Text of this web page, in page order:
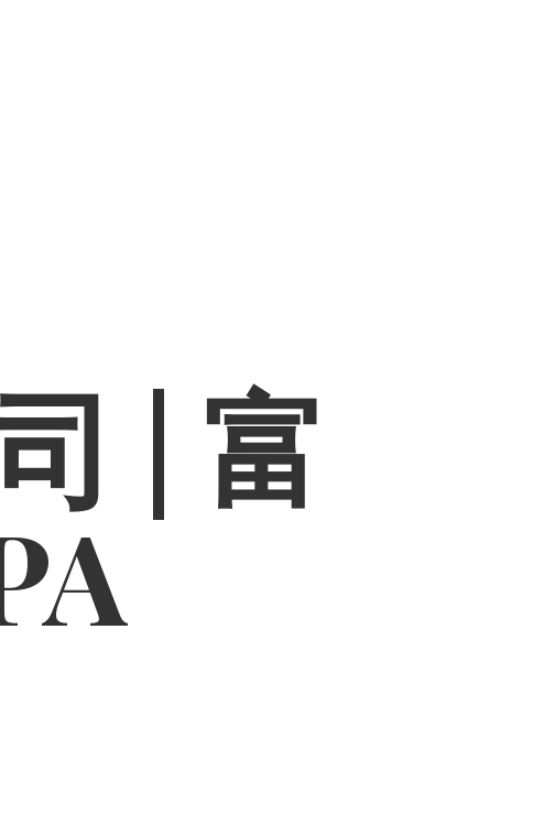
| 富